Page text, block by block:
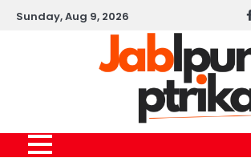
SkipSunday, Aug 9, 2026